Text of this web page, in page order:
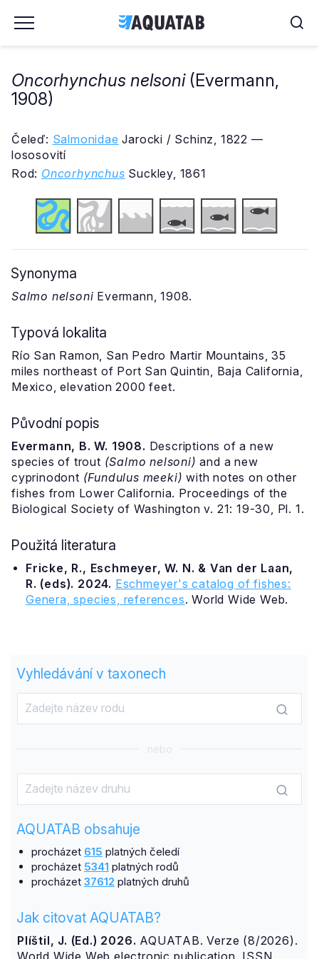
Oncorhynchus nelsoni(Evermann,
1908)
Čeleď: Salmonidae Jarocki / Schinz, 1822 —
lososovití
Rod: Oncorhynchus Suckley, 1861
Synonyma
Salmo nelsoni Evermann, 1908.
Typová lokalita
Río San Ramon, San Pedro Martir Mountains, 35
miles northeast of Port San Quintin, Baja California,
Mexico, elevation 2000 feet.
Původní popis
Evermann, B. W. 1908. Descriptions of a new
species of trout (Salmo nelsoni) and a new
cyprinodont (Fundulus meeki) with notes on other
fishes from Lower California. Proceedings of the
Biological Society of Washington v. 21: 19-30, Pl. 1.
Použitá literatura
Fricke, R., Eschmeyer, W. N. & Van der Laan,
R. (eds). 2024. Eschmeyer's catalog of fishes:
Genera, species, references. World Wide Web.
Vyhledávání v taxonech
nebo
AQUATAB obsahuje
procházet 615 platných čeledí
procházet 5341 platných rodů
procházet 37612 platných druhů
Jak citovat AQUATAB?
Plíštil, J. (Ed.) 2026. AQUATAB. Verze (8/2026).
World Wide Web electronic publication. ISSN